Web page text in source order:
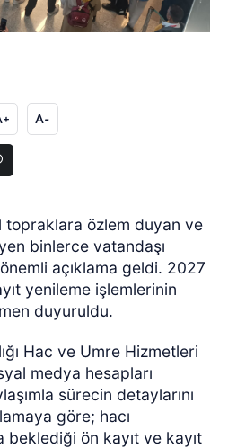
A-
topraklara özlem duyan ve
binlerce vatandaşı
açıklama geldi. 2027
yenileme işlemlerinin
duyuruldu.
Hac ve Umre Hizmetleri
medya hesapları
sürecin detaylarını
göre; hacı
beklediği ön kayıt ve kayıt